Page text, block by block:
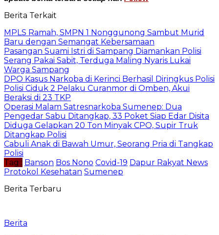
Berita Terkait
MPLS Ramah, SMPN 1 Nonggunong Sambut Murid
Baru dengan Semangat Kebersamaan
Pasangan Suami Istri di Sampang Diamankan Polisi
Serang Pakai Sabit, Terduga Maling Nyaris Lukai
Warga Sampang
‎DPO Kasus Narkoba di Kerinci Berhasil Diringkus Polisi
Polisi Ciduk 2 Pelaku Curanmor di Omben, Akui
Beraksi di 23 TKP
Operasi Malam Satresnarkoba Sumenep: Dua
Pengedar Sabu Ditangkap, 33 Poket Siap Edar Disita
Diduga Gelapkan 20 Ton Minyak CPO, Supir Truk
Ditangkap Polisi
Cabuli Anak di Bawah Umur, Seorang Pria di Tangkap
Polisi
Tag : Banson Bos Nono Covid-19 Dapur Rakyat News
Protokol Kesehatan Sumenep
Berita Terbaru
Berita